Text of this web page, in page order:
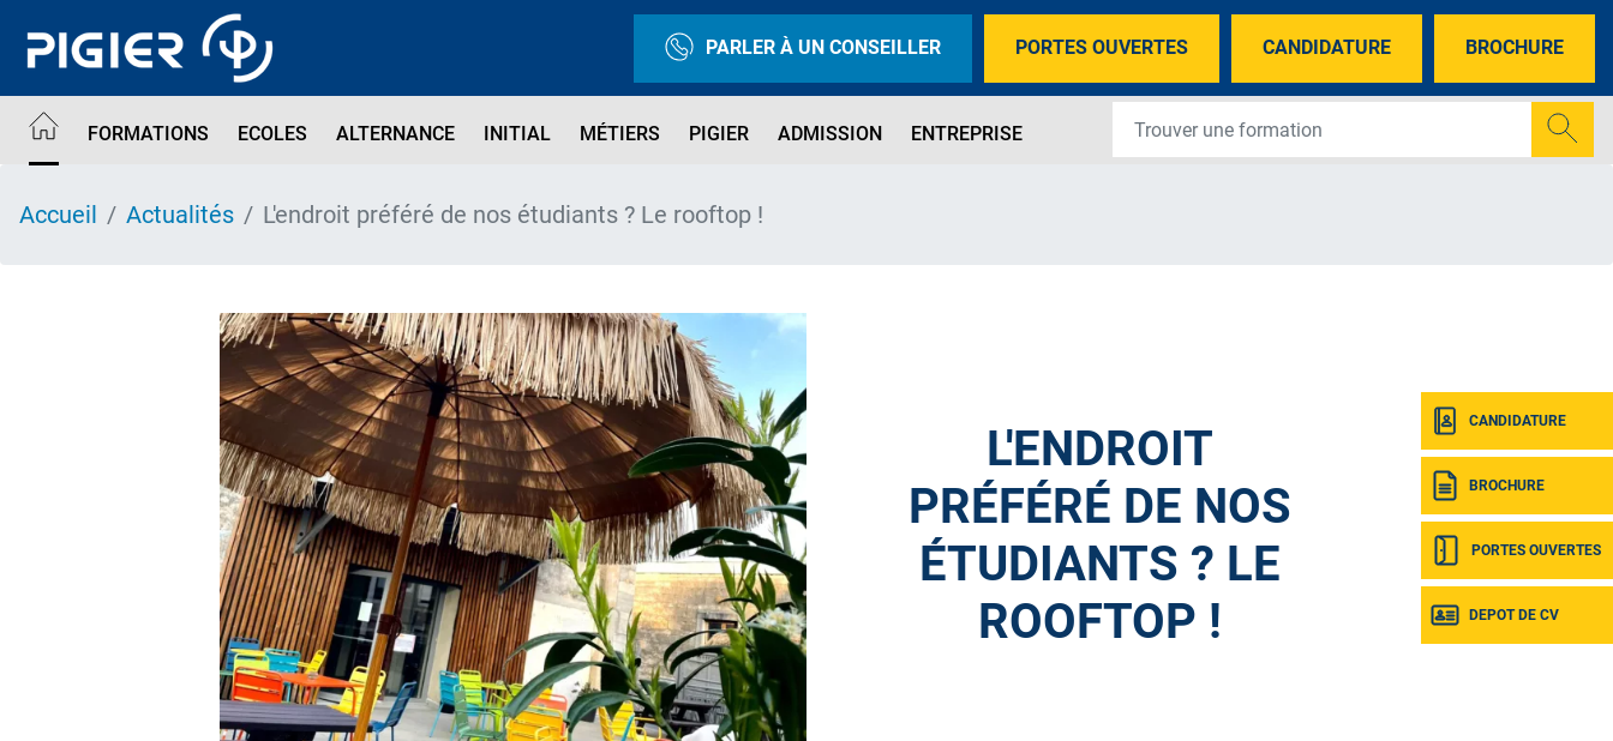
contenu
PARLER À UN CONSEILLER PORTES OUVERTES CANDIDATURE BROCHURE
FORMATIONS ECOLES ALTERNANCE INITIAL MÉTIERS PIGIER ADMISSION ENTREPRISE
CANDIDATURE
BROCHURE
PORTES OUVERTES
DEPOT DE CV
Accueil Actualités L'endroit préféré de nos étudiants ? Le rooftop !
L'ENDROIT
PRÉFÉRÉ DE NOS
ÉTUDIANTS ? LE
ROOFTOP !